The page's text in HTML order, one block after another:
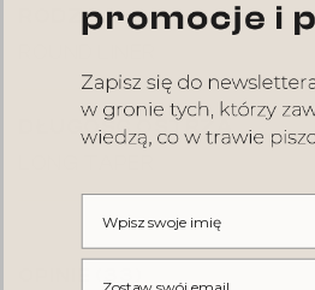
RODZAJ
DŁUGOŚĆ OSTRZA